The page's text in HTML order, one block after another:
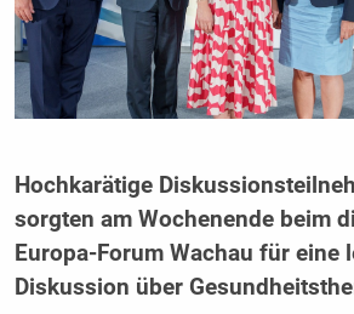
Hochkarätige
sorgten am Wochenende beim
Europa-Forum Wachau für eine
Diskussion über